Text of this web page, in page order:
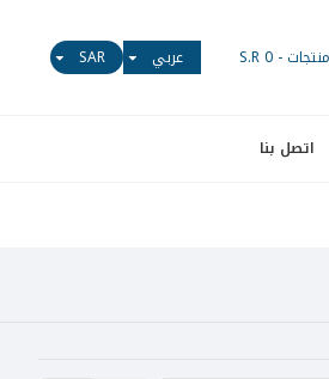
عربي SAR
اتصل بنا